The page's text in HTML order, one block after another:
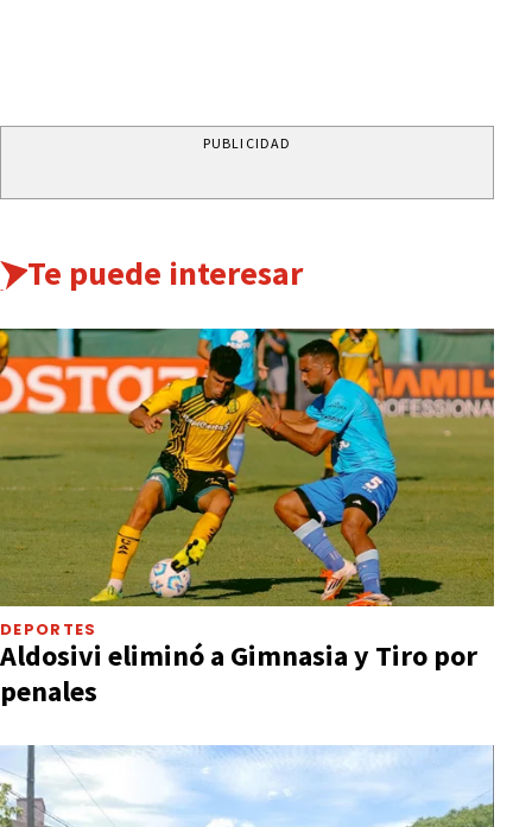
PUBLICIDAD
Te puede interesar
DEPORTES
Aldosivi eliminó a Gimnasia y Tiro por
penales